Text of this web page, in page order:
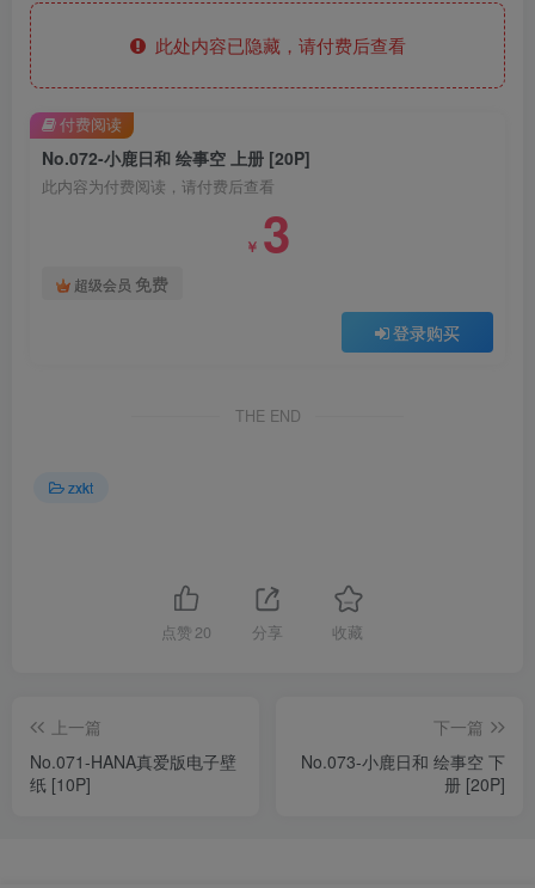
此处内容已隐藏，请付费后查看
No.072-小鹿日和 绘事空 上册 [20P]
此内容为付费阅读，请付费后查看
￥ 3
超级会员 免费
登录购买
付费阅读
THE END
zxkt
点赞 20 分享 收藏
上一篇
No.071-HANA真爱版电子壁
纸 [10P]
下一篇
No.073-小鹿日和 绘事空 下
册 [20P]